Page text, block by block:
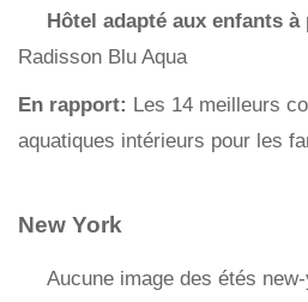
Hôtel adapté aux enfants
Radisson Blu Aqua
En rapport: Les 14 meilleurs
aquatiques intérieurs pour les
New York
Aucune image des étés